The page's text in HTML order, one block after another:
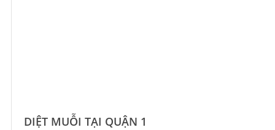
DIỆT MUỖI TẠI QUẬN 1